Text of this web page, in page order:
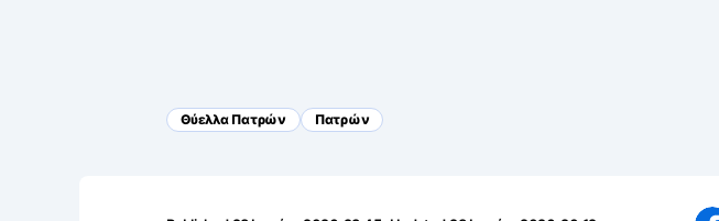
Θύελλα Πατρών Πατρών